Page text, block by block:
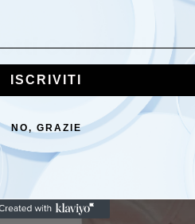
Correlati
ISCRIVITI
NO, GRAZIE